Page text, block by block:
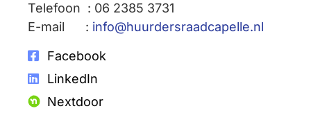
Telefoon : 06 2385 3731
E-mail : info@huurdersraadcapelle.nl
Facebook
LinkedIn
Nextdoor